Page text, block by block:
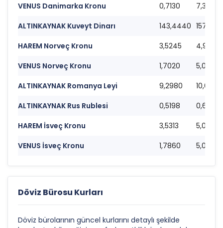
VENUS Danimarka Kronu
0,7130
7,3690
ALTINKAYNAK Kuveyt Dinarı
143,4440
HAREM Norveç Kronu
3,5245
4,9945
VENUS Norveç Kronu
1,7020
5,0110
ALTINKAYNAK Romanya Leyi
9,2980
10,6330
ALTINKAYNAK Rus Rublesi
0,5198
0,6202
HAREM İsveç Kronu
3,5313
5,0080
VENUS İsveç Kronu
1,7860 5,0260
Döviz Bürosu Kurları
Döviz bürolarının güncel kurlarını detaylı şekilde